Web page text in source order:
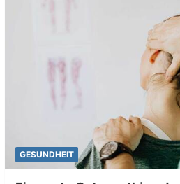
GESUNDHEIT